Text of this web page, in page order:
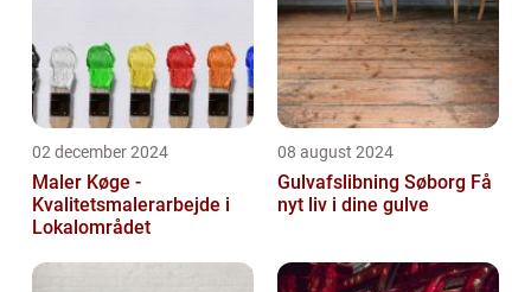
02 december 2024
Maler Køge -
Kvalitetsmalerarbejde i
Lokalområdet
08 august 2024
Gulvafslibning Søborg Få
nyt liv i dine gulve